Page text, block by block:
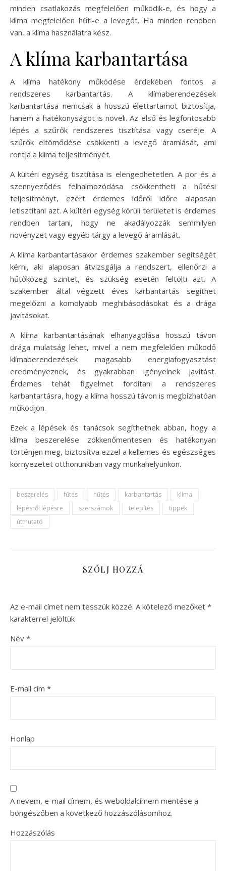
minden csatlakozás megfelelően működik-e, és hogy a
klíma megfelelően hűti-e a levegőt. Ha minden rendben
van, a klíma használatra kész.
A klíma karbantartása
A klíma hatékony működése érdekében fontos a
rendszeres karbantartás. A klímaberendezések
karbantartása nemcsak a hosszú élettartamot biztosítja,
hanem a hatékonyságot is növeli. Az első és legfontosabb
lépés a szűrők rendszeres tisztítása vagy cseréje. A
szűrők eltömődése csökkenti a levegő áramlását, ami
rontja a klíma teljesítményét.
A kültéri egység tisztítása is elengedhetetlen. A por és a
szennyeződés felhalmozódása csökkentheti a hűtési
teljesítményt, ezért érdemes időről időre alaposan
letisztítani azt. A kültéri egység körüli területet is érdemes
rendben tartani, hogy ne akadályozzák semmilyen
növényzet vagy egyéb tárgy a levegő áramlását.
A klíma karbantartásakor érdemes szakember segítségét
kérni, aki alaposan átvizsgálja a rendszert, ellenőrzi a
hűtőközeg szintet, és szükség esetén feltölti azt. A
szakember által végzett éves karbantartás segíthet
megelőzni a komolyabb meghibásodásokat és a drága
javításokat.
A klíma karbantartásának elhanyagolása hosszú távon
drága mulatság lehet, mivel a nem megfelelően működő
klímaberendezések magasabb energiafogyasztást
eredményeznek, és gyakrabban igényelnek javítást.
Érdemes tehát figyelmet fordítani a rendszeres
karbantartásra, hogy a klíma hosszú távon is megbízhatóan
működjön.
Ezek a lépések és tanácsok segíthetnek abban, hogy a
klíma beszerelése zökkenőmentesen és hatékonyan
történjen meg, biztosítva ezzel a kellemes és egészséges
környezetet otthonunkban vagy munkahelyünkön.
beszerelés fűtés hűtés karbantartás
klíma
lépésről lépésre
szerszámok telepítés
tippek
útmutató
SZÓLJ HOZZÁ
Az e-mail címet nem tesszük közzé. A kötelező mezőket *
karakterrel jelöltük
Név *
E-mail cím *
Honlap
A nevem, e-mail címem, és weboldalcímem mentése a
böngészőben a következő hozzászólásomhoz.
Hozzászólás